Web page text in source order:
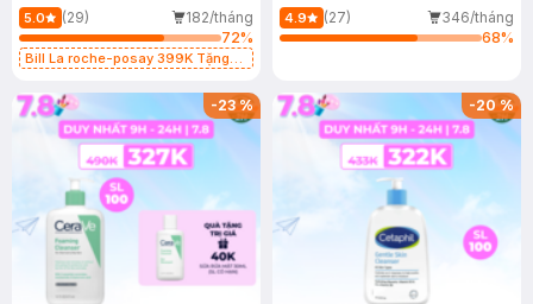
30ml
5.0 (29)
182/tháng
72%
Bill La roche-posay 399K Tặng
(SL có hạn)
4.9 (27)
346/tháng
68%
-23% -20%